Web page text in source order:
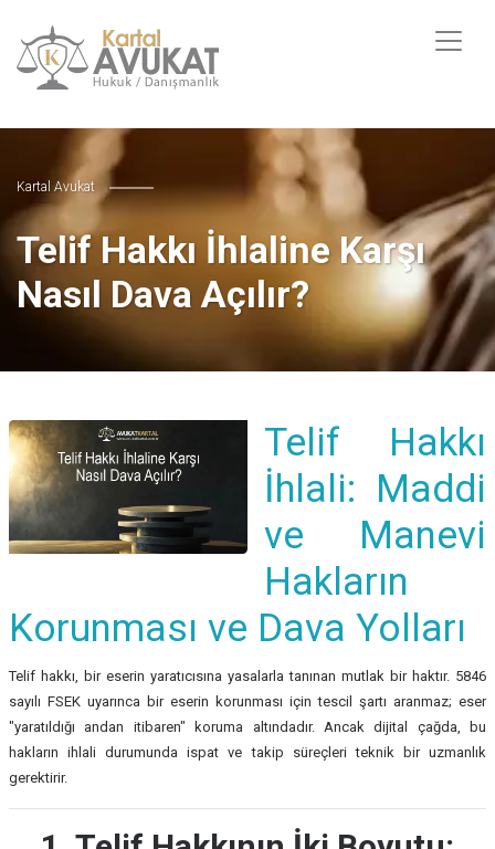
Kartal Avukat
Telif Hakkı İhlaline Karşı
Nasıl Dava Açılır?
Telif Hakkı
İhlali: Maddi
ve Manevi
Hakların
Korunması ve Dava Yolları
Telif hakkı, bir eserin yaratıcısına yasalarla tanınan mutlak bir haktır. 5846
sayılı FSEK uyarınca bir eserin korunması için tescil şartı aranmaz; eser
"yaratıldığı andan itibaren" koruma altındadır. Ancak dijital çağda, bu
hakların ihlali durumunda ispat ve takip süreçleri teknik bir uzmanlık
gerektirir.